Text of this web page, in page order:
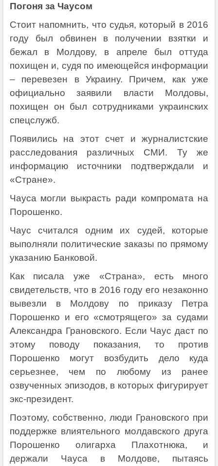
Погоня за Чаусом
Стоит напомнить, что судья, который в 2016
году был обвинен в получении взятки и
бежал в Молдову, в апреле был оттуда
похищен и, судя по имеющейся информации
– перевезен в Украину. Причем, как уже
официально заявили власти Молдовы,
похищен он был сотрудниками украинских
спецслужб.
Появились на этот счет и журналистские
расследования различных СМИ. Ту же
информацию источники подтверждали и
«Стране».
Чауса могли выкрасть ради компромата на
Порошенко.
Чаус считался одним их судей, которые
выполняли политические заказы по прямому
указанию Банковой.
Как писала уже «Страна», есть много
свидетельств, что в 2016 году его незаконно
вывезли в Молдову по приказу Петра
Порошенко и его «смотрящего» за судами
Александра Грановского. Если Чаус даст по
этому поводу показания, то против
Порошенко могут возбудить дело куда
серьезнее, чем по любому из ранее
озвученных эпизодов, в которых фигурирует
экс-президент.
Поэтому, собственно, люди Грановского при
поддержке влиятельного молдавского друга
Порошенко олигарха Плахотнюка, и
держали Чауса в Молдове, пытаясь